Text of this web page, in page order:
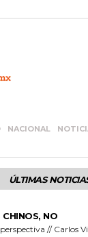
NACIONAL
ÚLTIMAS
NO
// Carlos